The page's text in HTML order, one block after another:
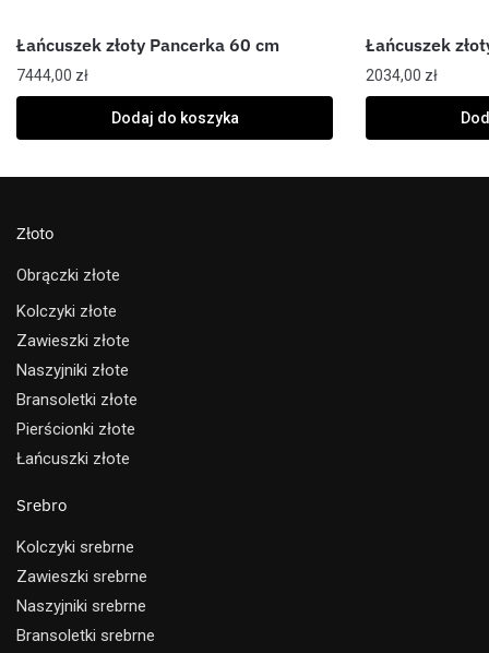
Łańcuszek złoty Pancerka 60 cm
7444,00 zł
Dodaj do koszyka
Łańcuszek
2034,00 zł
Złoto
Obrączki złote
Kolczyki złote
Zawieszki złote
Naszyjniki złote
Bransoletki złote
Pierścionki złote
Łańcuszki złote
Srebro
Kolczyki srebrne
Zawieszki srebrne
Naszyjniki srebrne
Bransoletki srebrne